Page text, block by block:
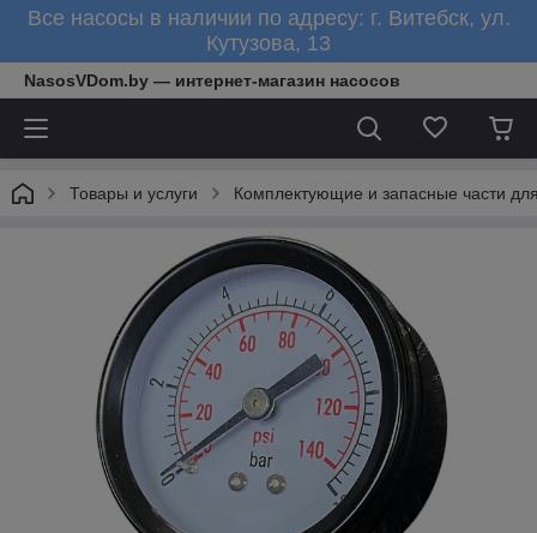
Все насосы в наличии по адресу: г. Витебск, ул.
Кутузова, 13
NasosVDom.by — интернет-магазин насосов
Товары и услуги Комплектующие и запасные части